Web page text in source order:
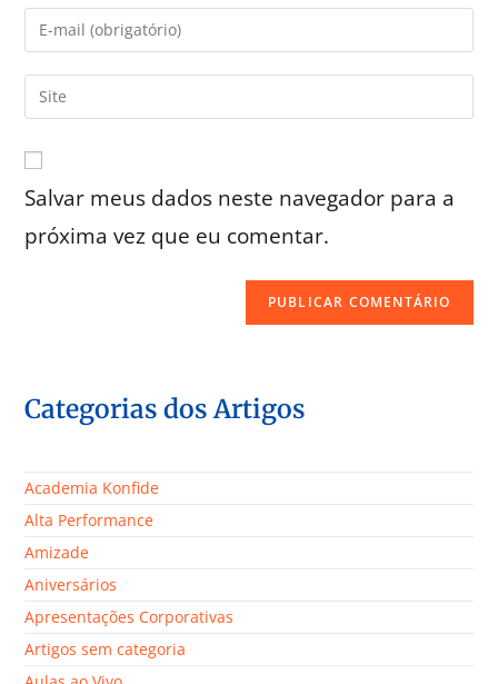
Salvar meus dados neste navegador para a
próxima vez que eu comentar.
Categorias dos Artigos
Academia Konfide
Alta Performance
Amizade
Aniversários
Apresentações Corporativas
Artigos sem categoria